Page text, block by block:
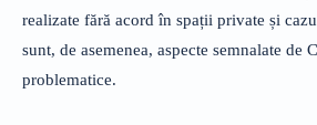
realizate fără acord în spații private și
sunt, de asemenea, aspecte semnalate de
problematice.